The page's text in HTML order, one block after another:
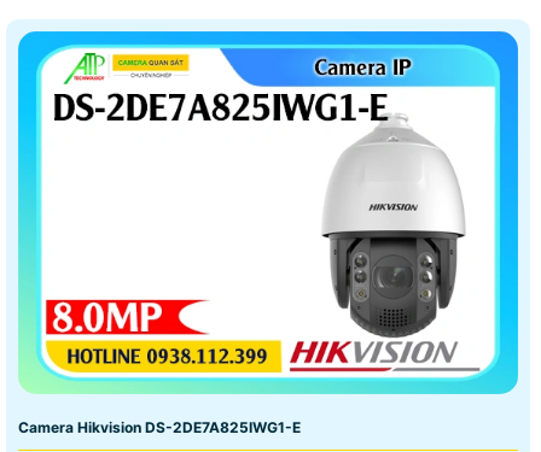
Camera Hikvision DS-2DE7A825IWG1-E